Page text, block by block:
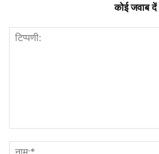
कोई जवाब दें